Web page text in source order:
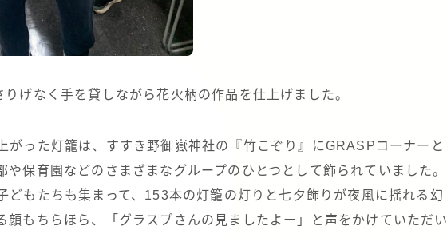
げなく手を貸しながら花火柄の作品を仕上げました。
がった灯籠は、すすき野御嶽神社の『竹こぞり』にGRASPコーナーと
や保育園などのさまざまなグループのひとつとして飾られていました。
どもたちも集まって、153本の灯籠の灯りと七夕飾りが夜風に揺れる幻
顔もちらほら、「グラスプさんの見ましたよー」と声をかけていただい